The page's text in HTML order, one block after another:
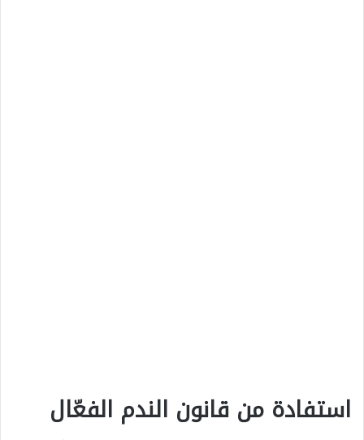
استفادة من قانون الندم الفعّال